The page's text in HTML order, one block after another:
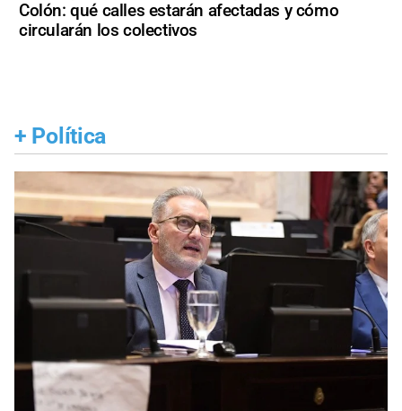
Colón: qué calles estarán afectadas y cómo
circularán los colectivos
+ Política